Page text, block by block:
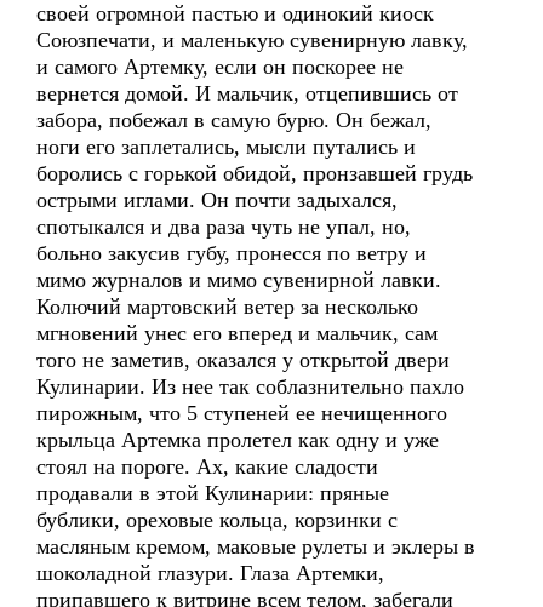
своей огромной пастью и одинокий киоск
Союзпечати, и маленькую сувенирную лавку,
и самого Артемку, если он поскорее не
вернется домой. И мальчик, отцепившись от
забора, побежал в самую бурю. Он бежал,
ноги его заплетались, мысли путались и
боролись с горькой обидой, пронзавшей грудь
острыми иглами. Он почти задыхался,
спотыкался и два раза чуть не упал, но,
больно закусив губу, пронесся по ветру и
мимо журналов и мимо сувенирной лавки.
Колючий мартовский ветер за несколько
мгновений унес его вперед и мальчик, сам
того не заметив, оказался у открытой двери
Кулинарии. Из нее так соблазнительно пахло
пирожным, что 5 ступеней ее нечищенного
крыльца Артемка пролетел как одну и уже
стоял на пороге. Ах, какие сладости
продавали в этой Кулинарии: пряные
бублики, ореховые кольца, корзинки с
масляным кремом, маковые рулеты и эклеры в
шоколадной глазури. Глаза Артемки,
припавшего к витрине всем телом, забегали